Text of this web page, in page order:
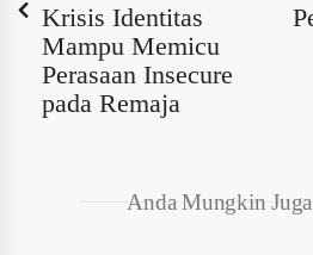
Krisis Identitas
Mampu Memicu
Perasaan Insecure
pada Remaja
Anda Mungkin